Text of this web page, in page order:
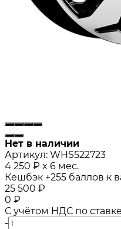
Нет в наличии
Артикул: WHS522723
4 250 ₽ x 6 мес.
Кешбэк +255 баллов к
25 500 ₽
0 ₽
С учётом НДС по
-